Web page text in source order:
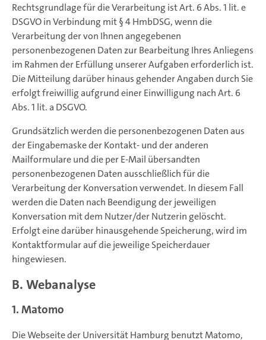
Rechtsgrundlage für die Verarbeitung ist Art. 6 Abs. 1 lit. e
DSGVO in Verbindung mit § 4 HmbDSG, wenn die
Verarbeitung der von Ihnen angegebenen
personenbezogenen Daten zur Bearbeitung Ihres Anliegens
im Rahmen der Erfüllung unserer Aufgaben erforderlich ist.
Die Mitteilung darüber hinaus gehender Angaben durch Sie
erfolgt freiwillig aufgrund einer Einwilligung nach Art. 6
Abs. 1 lit. a DSGVO.
Grundsätzlich werden die personenbezogenen Daten aus
der Eingabemaske der Kontakt- und der anderen
Mailformulare und die per E-Mail übersandten
personenbezogenen Daten ausschließlich für die
Verarbeitung der Konversation verwendet. In diesem Fall
werden die Daten nach Beendigung der jeweiligen
Konversation mit dem Nutzer/der Nutzerin gelöscht.
Erfolgt eine darüber hinausgehende Speicherung, wird im
Kontaktformular auf die jeweilige Speicherdauer
hingewiesen.
B. Webanalyse
1. Matomo
Die Webseite der Universität Hamburg benutzt Matomo,